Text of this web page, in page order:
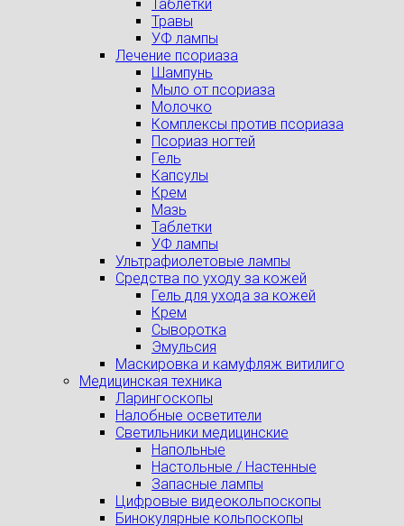
Таблетки
Травы
УФ лампы
Лечение псориаза
Шампунь
Мыло от псориаза
Молочко
Комплексы против псориаза
Псориаз ногтей
Гель
Капсулы
Крем
Мазь
Таблетки
УФ лампы
Ультрафиолетовые лампы
Средства по уходу за кожей
Гель для ухода за кожей
Крем
Сыворотка
Эмульсия
Маскировка и камуфляж витилиго
Медицинская техника
Ларингоскопы
Налобные осветители
Светильники медицинские
Напольные
Настольные / Настенные
Запасные лампы
Цифровые видеокольпоскопы
Бинокулярные кольпоскопы